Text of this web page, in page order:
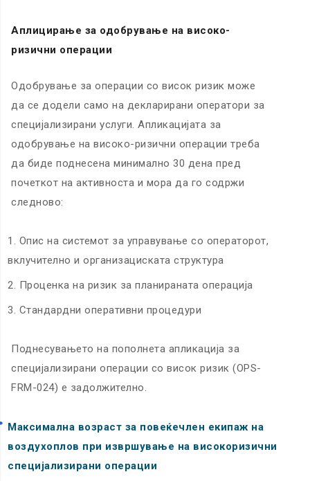
Аплицирање за одобрување на високо-
ризични операции
Одобрување за операции со висок ризик може
да се додели само на декларирани оператори за
специјализирани услуги. Апликацијата за
одобрување на високо-ризични операции треба
да биде поднесена минимално 30 дена пред
почеткот на активноста и мора да го содржи
следново:
Опис на системот за управување со операторот,
вклучително и организациската структура
Проценка на ризик за планираната операција
Стандардни оперативни процедури
Поднесувањето на пополнета апликација за
специјализирани операции со висок ризик (OPS-
FRM-024) е задолжително.
Максимална возраст за повеќечлен екипаж на
воздухоплов при извршување на високоризични
специјализирани операции